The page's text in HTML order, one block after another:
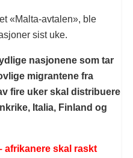
«Malta-avtalen», ble
sist uke.
nasjonene som tar
migrantene fra
fire uker skal distribuere
Italia, Finland og
afrikanere skal raskt